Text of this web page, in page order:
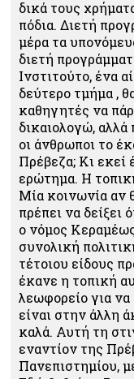
δικά τους
πόδια. Διετή
μέρα τα
διετή
Ινστιτούτο, ένα
δεύτερο τμήμα ,
καθηγητές να
δικαιολογώ, αλλά
οι άνθρωποι το
Πρέβεζα; Κι εκεί
ερώτημα. Η
Μία κοινωνία αν
πρέπει να δείξει
ο νόμος
συνολική
τέτοιου είδους
έκανε η τοπική
λεωφορείο για
είναι στην άλλη
καλά. Αυτή τη
εναντίον της
Πανεπιστημίου,